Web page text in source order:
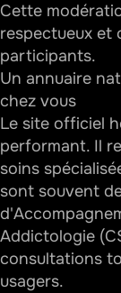
Cette
respectueux et
participants.
Un annuaire
chez vous
Le site officiel
performant. Il
soins
sont souvent
d'
Addictologie
consultations
usagers.